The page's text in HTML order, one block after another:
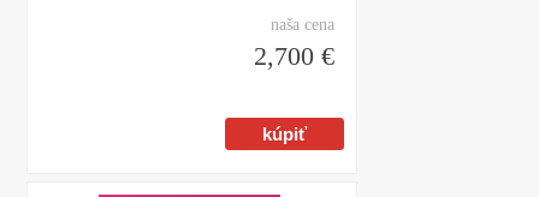
naša cena
2,700 €